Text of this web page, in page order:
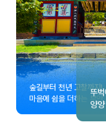
<동궁> 여운 따라🎬
떠나는 해남 여행
수집!
기념품숍 3곳⭐
더 재미있어지는숲길부터 천년 고찰까지!
마음에 쉼을 더하는 부안
뚜벅
양